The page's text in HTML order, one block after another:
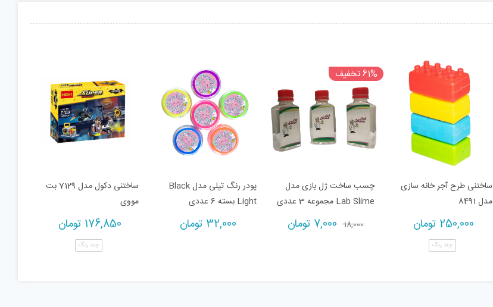
ساختنی طرح آجر خانه سازی
مدل 8491
250,000 تومان
چند رنگ
61% تخفیف
چسب ساخت ژل بازی مدل
Lab Slime مجموعه 3 عددی
18,000
Original
7,000 تومان
پودر رنگ تپلی مدل Black
Light بسته 6 عددی
32,000 تومان
ساختنی دکول مدل 7129 بت
مووی
176,850 تومان
چند رنگ